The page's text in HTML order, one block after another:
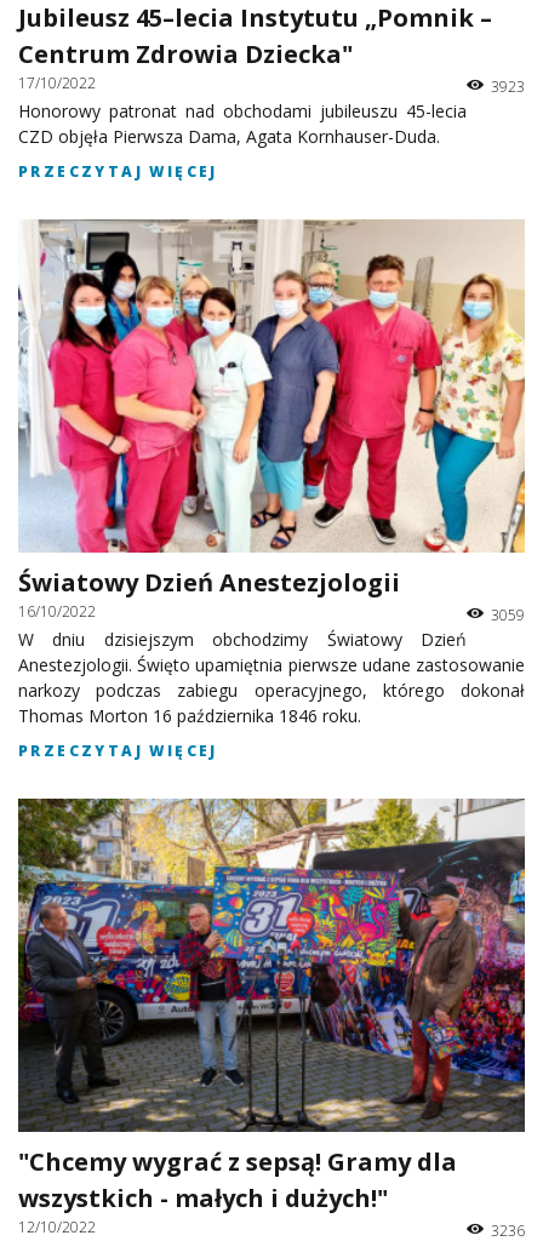
Jubileusz 45–lecia Instytutu „Pomnik –
Centrum Zdrowia Dziecka"
17/10/2022 3923
Honorowy patronat nad obchodami jubileuszu 45-lecia
CZD objęła Pierwsza Dama, Agata Kornhauser-Duda.
PRZECZYTAJ WIĘCEJ
Światowy Dzień Anestezjologii
16/10/2022 3059
W dniu dzisiejszym obchodzimy Światowy Dzień
Anestezjologii. Święto upamiętnia pierwsze udane zastosowanie
narkozy podczas zabiegu operacyjnego, którego dokonał
Thomas Morton 16 października 1846 roku.
PRZECZYTAJ WIĘCEJ
"Chcemy wygrać z sepsą! Gramy dla
wszystkich - małych i dużych!"
12/10/2022 3236